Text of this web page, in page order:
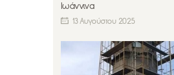
Ιωάννινα
13 Αυγούστου 2025